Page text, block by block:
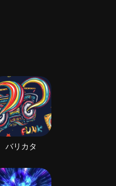
バリカタ